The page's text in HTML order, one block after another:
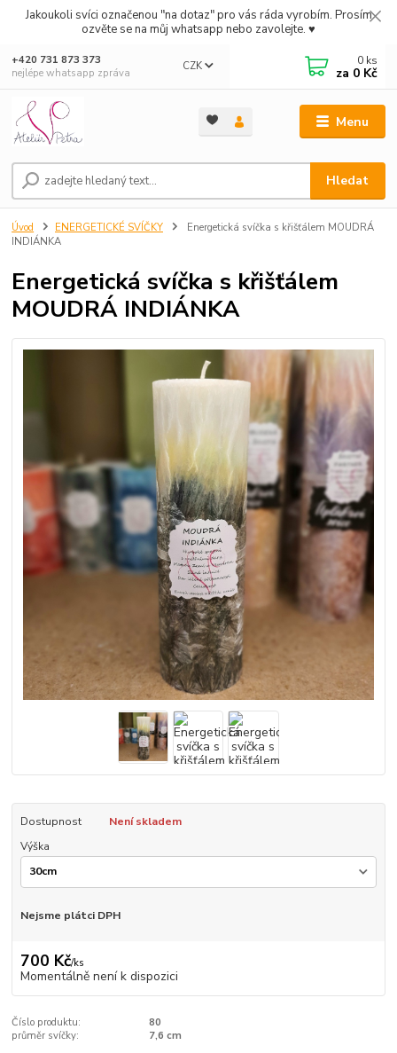
Jakoukoli svíci označenou "na dotaz" pro vás ráda vyrobím. Prosím
ozvěte se na můj whatsapp nebo zavolejte. ♥
Menu
CZK
Hledat
+420 731 873 373
nejlépe whatsapp zpráva
0 ks
za 0 Kč
Úvod ENERGETICKÉ SVÍČKY
Energetická svíčka s křišťálem MOUDRÁ
INDIÁNKA
Energetická svíčka s křišťálem
MOUDRÁ INDIÁNKA
Dostupnost
Není skladem
Výška
Nejsme plátci DPH
700 Kč/ks
Momentálně není k dispozici
Číslo produktu:
80
průměr svíčky:
7,6 cm